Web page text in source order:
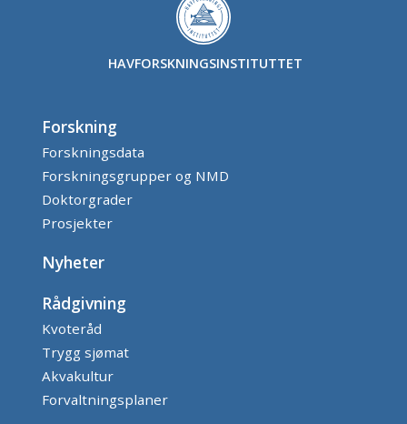
HAVFORSKNINGSINSTITUTTET
Forskning
Forskningsdata
Forskningsgrupper og NMD
Doktorgrader
Prosjekter
Nyheter
Rådgivning
Kvoteråd
Trygg sjømat
Akvakultur
Forvaltningsplaner